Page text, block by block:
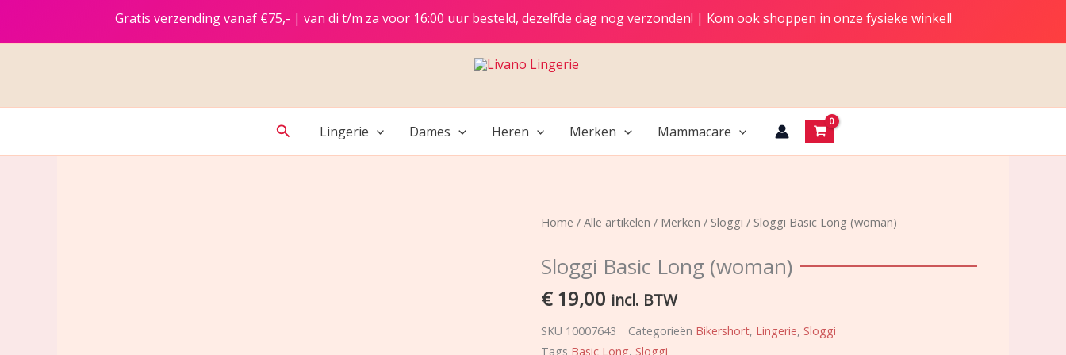
Gratis verzending vanaf €75,- | van di t/m za voor 16:00 uur besteld, dezelfde dag nog verzonden! | Kom ook shoppen in onze fysieke winkel!
ZoekenLingerie Dames Heren Merken Mammacare
Home / Alle artikelen / Merken / Sloggi / Sloggi Basic Long (woman)
Sloggi Basic Long (woman)
€19,00 incl. BTW
SKU 10007643 Categorieën Bikershort, Lingerie, Sloggi
Tags Basic Long, Sloggi